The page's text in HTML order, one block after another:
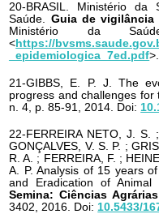
20-BRASIL. Ministério da
Saúde. Guia de vigilância
Ministério da
< https://
_epidemiologica_7ed.pdf
21-GIBBS, E. P. J. The
progress and challenges
n. 4, p. 85-91, 2014. Doi:
22-FERREIRA NETO, J.
GONÇALVES, V. S. P. ;
R. A. ; FERREIRA, F. ;
A. P. Analysis of 15 years
and Eradication of Animal
Semina: Ciências Agrárias
3402, 2016. Doi: 10.5433/